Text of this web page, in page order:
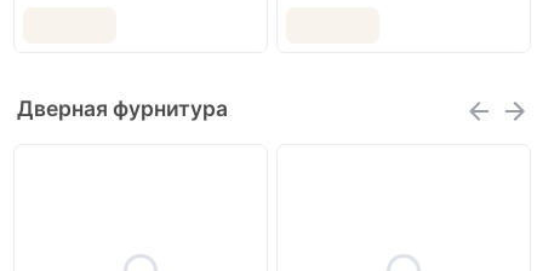
Дверная фурнитура